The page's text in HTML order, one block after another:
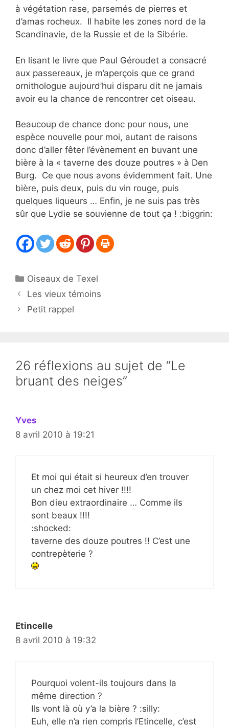
à végétation rase, parsemés de pierres et
d’amas rocheux. Il habite les zones nord de la
Scandinavie, de la Russie et de la Sibérie.
En lisant le livre que Paul Géroudet a consacré
aux passereaux, je m’aperçois que ce grand
ornithologue aujourd’hui disparu dit ne jamais
avoir eu la chance de rencontrer cet oiseau.
Beaucoup de chance donc pour nous, une
espèce nouvelle pour moi, autant de raisons
donc d’aller fêter l’évènement en buvant une
bière à la « taverne des douze poutres » à Den
Burg. Ce que nous avons évidemment fait. Une
bière, puis deux, puis du vin rouge, puis
quelques liqueurs … Enfin, je ne suis pas très
sûr que Lydie se souvienne de tout ça ! :biggrin:
Catégories
Oiseaux de Texel
Les vieux témoins
Petit rappel
26 réflexions au sujet de “Le
bruant des neiges”
Yves
8 avril 2010 à 19:21
Et moi qui était si heureux d’en trouver
un chez moi cet hiver !!!!
Bon dieu extraordinaire … Comme ils
sont beaux !!!!
:shocked:
taverne des douze poutres !! C’est une
contrepèterie ?
Etincelle
8 avril 2010 à 19:32
Pourquoi volent-ils toujours dans la
même direction ?
Ils vont là où y’a la bière ? :silly:
Euh, elle n’a rien compris l’Etincelle, c’est